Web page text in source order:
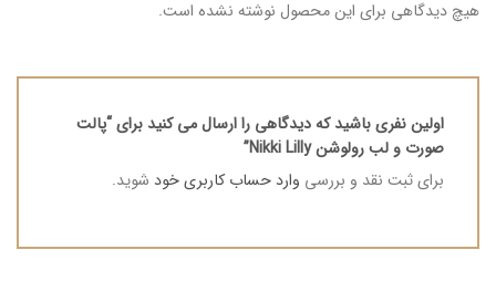
هیچ دیدگاهی برای این محصول نوشته نشده است.
اولین نفری باشید که دیدگاهی را ارسال می کنید برای “پالت
صورت و لب رولوشن Nikki Lilly”
برای ثبت نقد و بررسی وارد حساب کاربری خود شوید.